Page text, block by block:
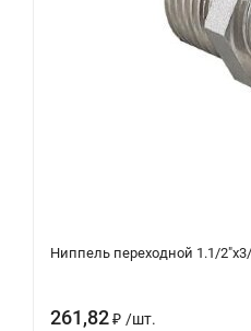
Ниппель переходной 1.1/2"х3/
261,82₽ /шт.